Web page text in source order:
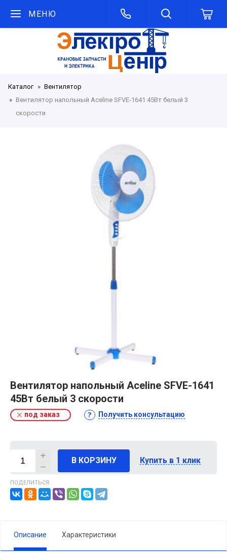
МЕНЮ
Каталог
Вентилятор
Вентилятор напольный Aceline SFVE-1641 45Вт белый 3
скорости
Вентилятор напольный Aceline SFVE-1641
45Вт белый 3 скорости
под заказ Получить консультацию
В КОРЗИНУ Купить в 1 клик
ПОДЕЛИТЬСЯ:
Описание Характеристики